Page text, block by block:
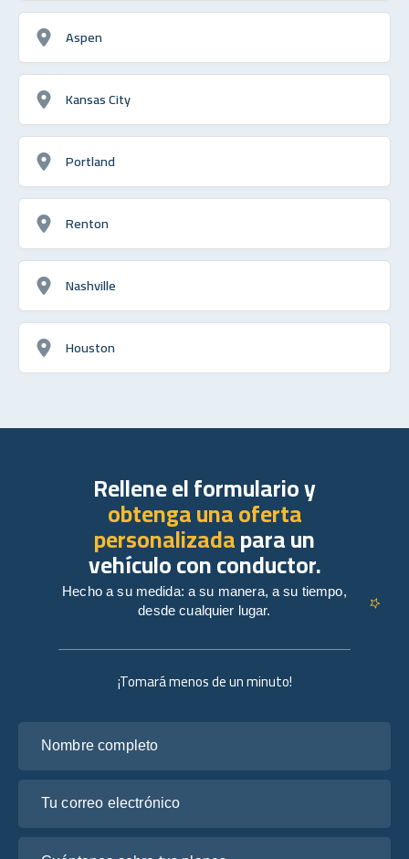
Aspen
Kansas City
Portland
Renton
Nashville
Houston
¡Tomará menos de un minuto!
Rellene el formulario y
obtenga una oferta
personalizadapara un
vehículo con conductor.
Hecho a su medida: a su manera, a su tiempo,
desde cualquier lugar.